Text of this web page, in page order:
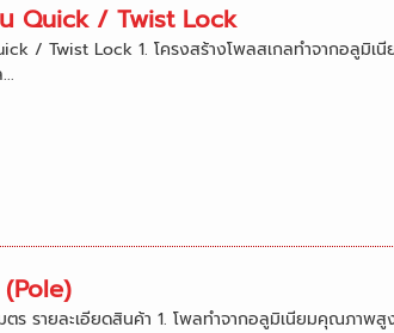
Quick / Twist Lock
/ Twist Lock 1. โครงสร้างโพลสเกลทำจากอลูมิ
ร รายละเอียดสินค้า 1. โพลทำจากอลูมิเนียมคุณภาพ